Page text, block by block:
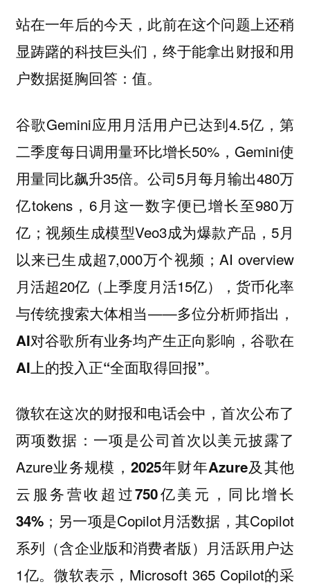
站在一年后的今天，此前在这个问题上还稍
显踌躇的科技巨头们，终于能拿出财报和用
户数据挺胸回答：值。
谷歌Gemini应用月活用户已达到4.5亿，第
二季度每日调用量环比增长50%，Gemini使
用量同比飙升35倍。公司5月每月输出480万
亿tokens，6月这一数字便已增长至980万
亿；视频生成模型Veo3成为爆款产品，5月
以来已生成超7,000万个视频；AI overview
月活超20亿（上季度月活15亿），货币化率
与传统搜索大体相当——多位分析师指出，
AI对谷歌所有业务均产生正向影响，谷歌在
AI上的投入正“全面取得回报”。
微软在这次的财报和电话会中，首次公布了
两项数据：一项是公司首次以美元披露了
Azure业务规模， 2025年财年Azure及其他
云服务营收超过750亿美元，同比增长
34%； 另一项是Copilot月活数据，其Copilot
系列（含企业版和消费者版）月活跃用户达
1亿。微软表示，Microsoft 365 Copilot的采